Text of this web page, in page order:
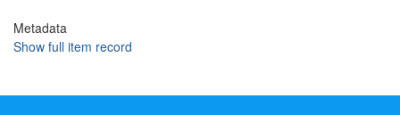
Metadata
Show full item record